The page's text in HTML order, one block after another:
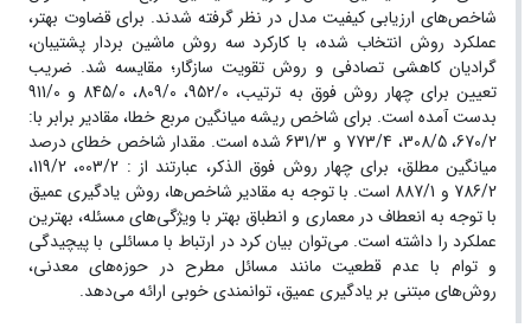
شاخص‌های ارزیابی کیفیت مدل در نظر گرفته شدند. برای قضاوت بهتر،
عملکرد روش انتخاب شده، با کارکرد سه روش ماشین بردار پشتیبان،
گرادیان کاهشی تصادفی و روش تقویت سازگار؛ مقایسه شد. ضریب
تعیین برای چهار روش فوق به ترتیب، 952/0، 809/0، 845/0 و 911/0
بدست آمده است. برای شاخص ریشه میانگین مربع خطا، مقادیر برابر با:
670/2، 308/5، 773/4 و 631/3 شده است. مقدار شاخص خطای درصد
میانگین مطلق، برای چهار روش فوق الذکر، عبارتند از : 003/2، 119/2،
786/2 و 887/1 است. با توجه به مقادیر شاخص‌ها، روش یادگیری عمیق
با توجه به انعطاف در معماری و انطباق بهتر با ویژگی‌های مسئله، بهترین
عملکرد را داشته است. می‌توان بیان کرد در ارتباط با مسائلی با پیچیدگی
و توام با عدم قطعیت مانند مسائل مطرح در حوزه‌های معدنی،
روش‌های مبتنی بر یادگیری عمیق، توانمندی خوبی ارائه می‌دهد.